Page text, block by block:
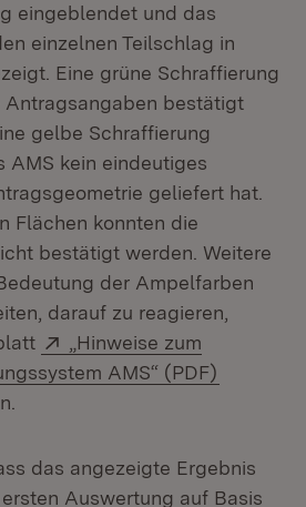
eingeblendet und das
einzelnen Teilschlag in
Eine grüne Schraffierung
bestätigt
gelbe Schraffierung
AMS kein eindeutiges
geliefert hat.
Flächen konnten die
bestätigt werden. Weitere
der Ampelfarben
darauf zu reagieren,
Extern:
„Hinweise zum
AMS“ (PDF)
das angezeigte Ergebnis
Auswertung auf Basis